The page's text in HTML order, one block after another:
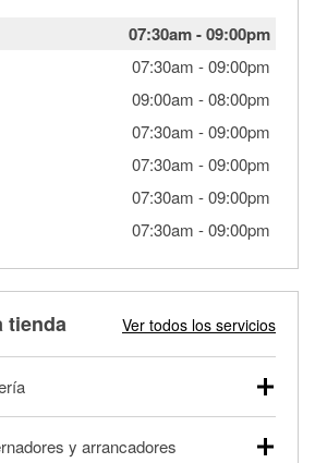
07:30am-09:00pm
07:30am -09:00pm
09:00am -08:00pm
07:30am -09:00pm
07:30am -09:00pm
07:30am -09:00pm
07:30am -09:00pm
tienda Ver todos los servicios
vehículos comerciales y
y arrancadores